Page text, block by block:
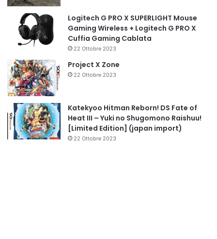
Logitech G PRO X SUPERLIGHT Mouse
Gaming Wireless + Logitech G PRO X
Cuffia Gaming Cablata
22 Ottobre 2023
Project X Zone
22 Ottobre 2023
Katekyoo Hitman Reborn! DS Fate of
Heat III – Yuki no Shugomono Raishuu!
[Limited Edition] (japan import)
22 Ottobre 2023